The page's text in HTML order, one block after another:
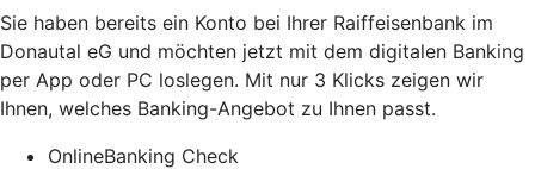
Sie haben bereits ein Konto bei Ihrer Raiffeisenbank im
Donautal eG und möchten jetzt mit dem digitalen Banking
per App oder PC loslegen. Mit nur 3 Klicks zeigen wir
Ihnen, welches Banking-Angebot zu Ihnen passt.
OnlineBanking Check